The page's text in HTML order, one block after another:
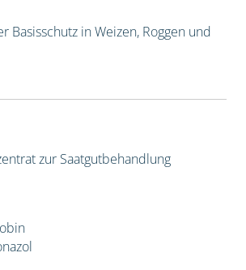
Basisschutz in Weizen, Roggen und
zur Saatgutbehandlung